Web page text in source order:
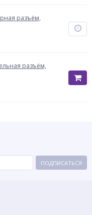
разъём,
разъём,
ПОДПИСАТЬСЯ